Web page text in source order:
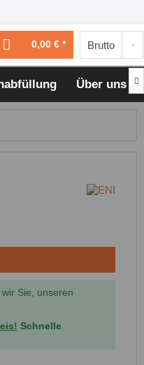
0,00 € *
Über uns 
Sie, unseren
Schnelle